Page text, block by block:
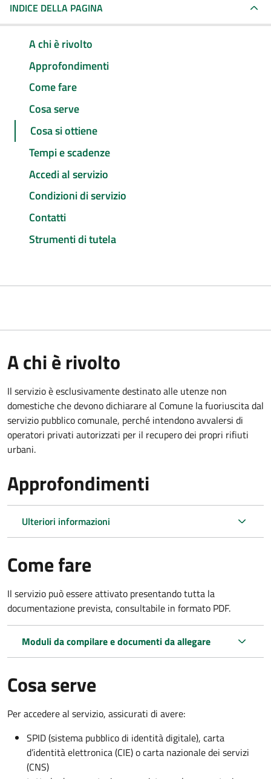
INDICE DELLA PAGINA
A chi è rivolto
Approfondimenti
Come fare
Cosa serve
Cosa si ottiene
Tempi e scadenze
Accedi al servizio
Condizioni di servizio
Contatti
Strumenti di tutela
A chi è rivolto
Il servizio è esclusivamente destinato alle utenze non
domestiche che devono dichiarare al Comune la fuoriuscita dal
servizio pubblico comunale, perché intendono avvalersi di
operatori privati autorizzati per il recupero dei propri rifiuti
urbani.
Approfondimenti
Ulteriori informazioni
Come fare
Il servizio può essere attivato presentando tutta la
documentazione prevista, consultabile in formato PDF.
Moduli da compilare e documenti da allegare
Cosa serve
Per accedere al servizio, assicurati di avere:
SPID (sistema pubblico di identità digitale), carta
d’identità elettronica (CIE) o carta nazionale dei servizi
(CNS)